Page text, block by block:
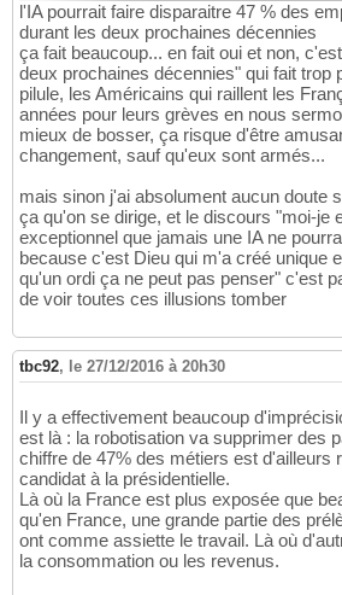
l'IA pourrait faire disparaitre 47 % des
durant les deux prochaines décennies
ça fait beaucoup... en fait oui et non,
deux prochaines décennies" qui fait trop
pilule, les Américains qui raillent les
années pour leurs grèves en nous
mieux de bosser, ça risque d'être
changement, sauf qu'eux sont armés...
mais sinon j'ai absolument aucun doute
ça qu'on se dirige, et le discours "moi-je
exceptionnel que jamais une IA ne
because c'est Dieu qui m'a créé unique
qu'un ordi ça ne peut pas penser" c'est
de voir toutes ces illusions tomber
tbc92, le 27/12/2016 à 20h30
Il y a effectivement beaucoup
est là : la robotisation va supprimer des
chiffre de 47% des métiers est d'ailleurs
candidat à la présidentielle.
Là où la France est plus exposée que
qu'en France, une grande partie des
ont comme assiette le travail. Là où
la consommation ou les revenus.